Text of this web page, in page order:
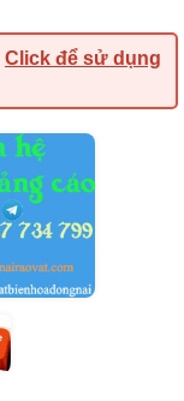
Click để sử dụng